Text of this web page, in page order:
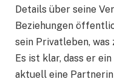
Details über seine
Beziehungen
sein Privatleben,
Es ist klar, dass er
aktuell eine